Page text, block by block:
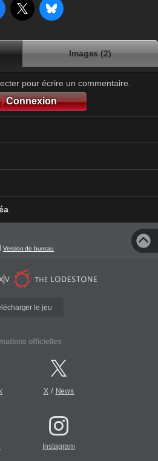
Images (2)
pour écrire un commentaire.
Connexion
Version de bureau
le jeu
officielles
X/ News
Instagram